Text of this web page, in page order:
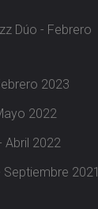
Dúo - Febrero
2023
2022
Abril 2022
Septiembre 2021